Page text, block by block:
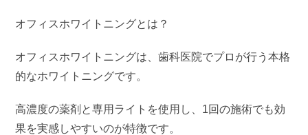
オフィスホワイトニングとは？
オフィスホワイトニングは、歯科医院でプロが行う本格
的なホワイトニングです。
高濃度の薬剤と専用ライトを使用し、1回の施術でも効
果を実感しやすいのが特徴です。